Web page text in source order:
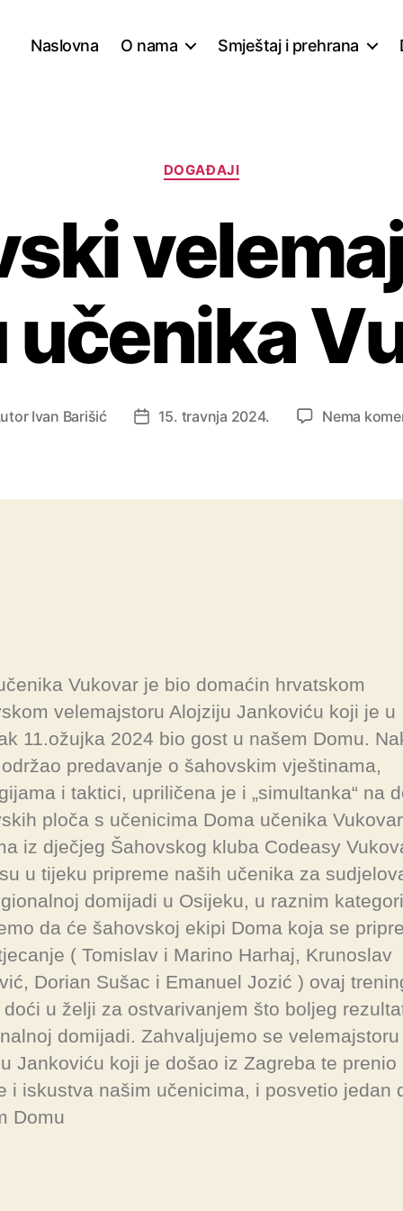
Naslovna O nama Smještaj i prehrana
DOGAĐAJI
učenika
Ivan Barišić 15. travnja 2024. Nema
Vukovar je bio domaćin hrvatskom
velemajstoru Alojziju Jankoviću koji je u
11.ožujka 2024 bio gost u našem Domu.
predavanje o šahovskim vještinama,
i taktici, upriličena je i „simultanka“ na
ploča s učenicima Doma učenika
iz dječjeg Šahovskog kluba Codeasy
u tijeku pripreme naših učenika za
domijadi u Osijeku, u raznim
da će šahovskoj ekipi Doma koja se
( Tomislav i Marino Harhaj, Krunoslav
Dorian Sušac i Emanuel Jozić ) ovaj
doći u želji za ostvarivanjem što boljeg
domijadi. Zahvaljujemo se velemajstoru
Jankoviću koji je došao iz Zagreba te prenio
i iskustva našim učenicima, i posvetio jedan
Domu